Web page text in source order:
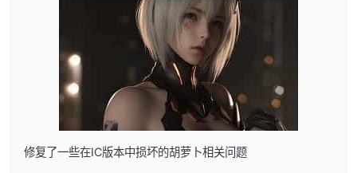
修复了一些在IC版本中损坏的胡萝卜相关问题